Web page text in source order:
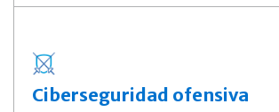
Ciberseguridad ofensiva